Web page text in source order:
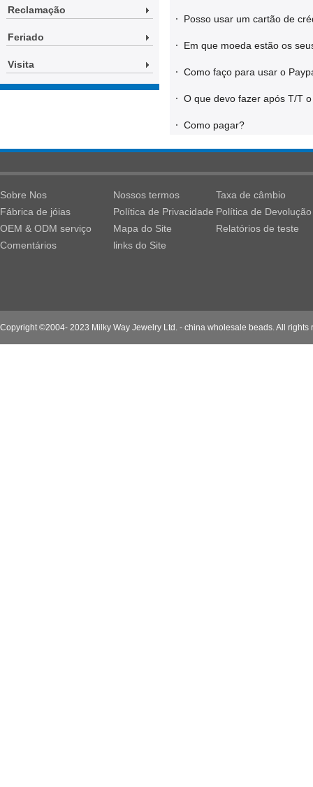
Reclamação
Feriado
Visita
· Posso usar um cartão de
· Em que moeda estão os
· Como faço para usar o
· O que devo fazer após T/T
· Como pagar?
Sobre Nos
Fábrica de jóias
OEM & ODM serviço
Comentários
Nossos termos
Política de Privacidade
Mapa do Site
links do Site
Taxa de câmbio
Política de Devolução
Relatórios de teste
Copyright ©2004- 2023 Milky Way Jewelry Ltd. - china wholesale beads. All rights